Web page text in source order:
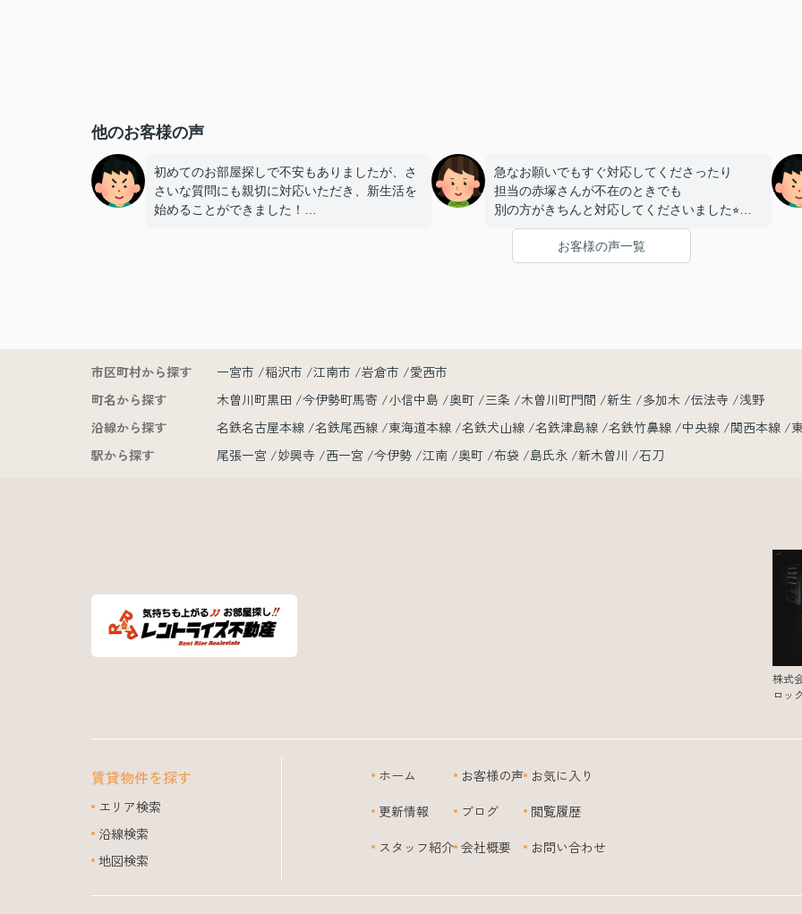
他のお客様の声
初めてのお部屋探しで不安もありましたが、さ
さいな質問にも親切に対応いただき、新生活を
始めることができました！
急なお願いでもすぐ対応してくださったり
担当の赤塚さんが不在のときでも
別の方がきちんと対応してくださいました⭐︎
内見当日にたまたま同じアパートに
もう一部屋空きがあるとしり
この度は本当にありがとうございました♪
お客様の声一覧
市区町村から探す 一宮市 稲沢市 江南市 岩倉市
愛西市
町名から探す
木曽川町黒田 今伊勢町馬寄 小信中島 奥町 三条 木曽川町門間 新生 多加木 伝法寺
浅野
沿線から探す
名鉄名古屋本線 名鉄尾西線 東海道本線 名鉄犬山線 名鉄津島線 名鉄竹鼻線 中央線 関西本線
駅から探す
尾張一宮 妙興寺 西一宮 今伊勢 江南 奥町 布袋 島氏永 新木曽川 石刀
株式
ロッ
賃貸物件を探す
エリア検索
沿線検索
地図検索
ホーム
更新情報
スタッフ紹介
お客様の声
ブログ
会社概要
お気に入り
閲覧履歴
お問い合わせ